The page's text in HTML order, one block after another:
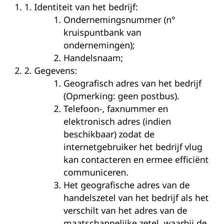
1. Identiteit van het bedrijf:
Ondernemingsnummer (n°
kruispuntbank van
ondernemingen);
Handelsnaam;
2. Gegevens:
Geografisch adres van het bedrijf
(Opmerking: geen postbus).
Telefoon-, faxnummer en
elektronisch adres (indien
beschikbaar) zodat de
internetgebruiker het bedrijf vlug
kan contacteren en ermee efficiënt
communiceren.
Het geografische adres van de
handelszetel van het bedrijf als het
verschilt van het adres van de